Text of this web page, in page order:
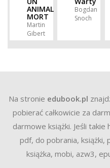
ANIMAL
MORT
Martin
Gibert
Bogdan
Snoch
Na stronie edubook.pl
pobierać całkowicie za
darmowe książki. Jeśli takie
pdf, do pobrania, książki,
książka, mobi, azw3,